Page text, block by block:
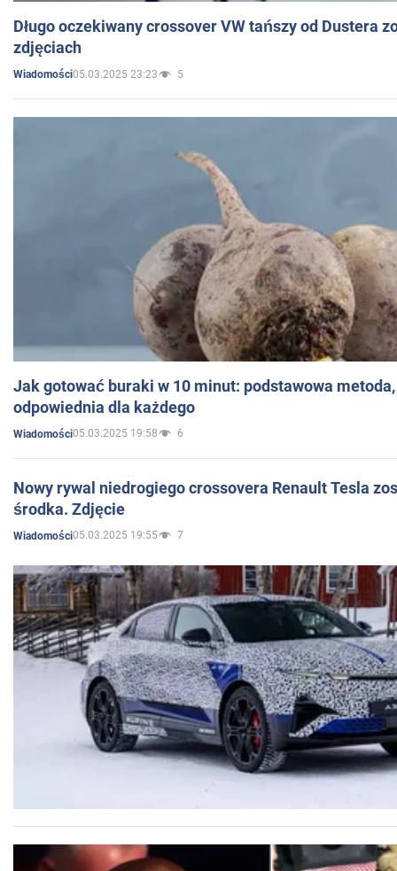
Długo oczekiwany crossover VW tańszy od Dustera
zdjęciach
Wiadomości05.03.2025 23:23 5
Jak gotować buraki w 10 minut: podstawowa
odpowiednia dla każdego
Wiadomości05.03.2025 19:58 6
Nowy rywal niedrogiego crossovera Renault Tesla
środka. Zdjęcie
Wiadomości05.03.2025 19:55 7